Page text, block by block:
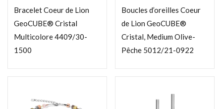
Bracelet Coeur de Lion
GeoCUBE® Cristal
Multicolore 4409/30-
1500
Boucles d’oreilles Coeur
de Lion GeoCUBE®
Cristal, Medium Olive-
Pêche 5012/21-0922